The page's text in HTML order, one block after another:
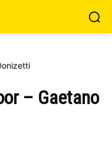
– Gaetano